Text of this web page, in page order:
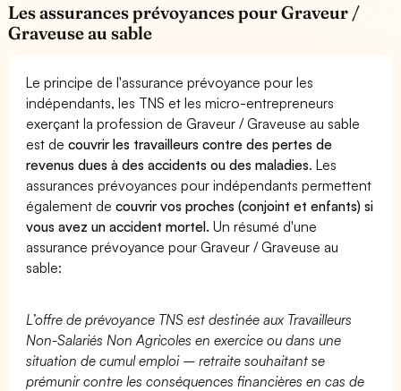
Les assurances prévoyances pour Graveur /
Graveuse au sable
Le principe de l'assurance prévoyance pour les
indépendants, les TNS et les micro-entrepreneurs
exerçant la profession de Graveur / Graveuse au sable
est decouvrir les travailleurs contre des pertes de
revenus dues à des accidents ou des maladies. Les
assurances prévoyances pour indépendants permettent
également decouvrir vos proches (conjoint et enfants) si
vous avez un accident mortel. Un résumé d'une
assurance prévoyance pour Graveur / Graveuse au
sable:
L’offre de prévoyance TNS est destinée aux Travailleurs
Non-Salariés Non Agricoles en exercice ou dans une
situation de cumul emploi – retraite souhaitant se
prémunir contre les conséquences financières en cas de